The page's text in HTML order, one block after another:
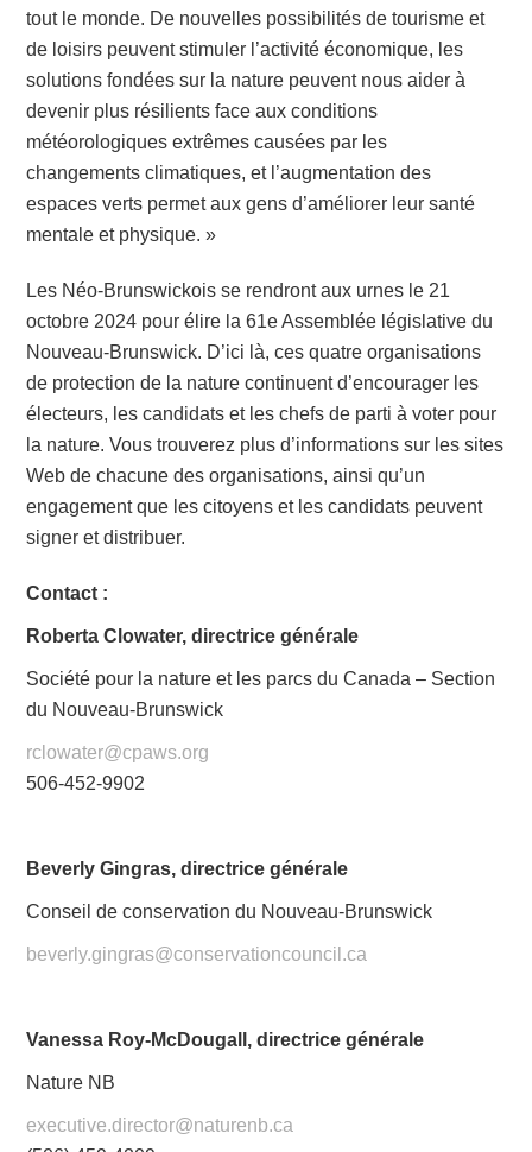
tout le monde. De nouvelles possibilités de tourisme et
de loisirs peuvent stimuler l’activité économique, les
solutions fondées sur la nature peuvent nous aider à
devenir plus résilients face aux conditions
météorologiques extrêmes causées par les
changements climatiques, et l’augmentation des
espaces verts permet aux gens d’améliorer leur santé
mentale et physique. »
Les Néo-Brunswickois se rendront aux urnes le 21
octobre 2024 pour élire la 61e Assemblée législative du
Nouveau-Brunswick. D’ici là, ces quatre organisations
de protection de la nature continuent d’encourager les
électeurs, les candidats et les chefs de parti à voter pour
la nature. Vous trouverez plus d’informations sur les sites
Web de chacune des organisations, ainsi qu’un
engagement que les citoyens et les candidats peuvent
signer et distribuer.
Contact :
Roberta Clowater, directrice générale
Société pour la nature et les parcs du Canada – Section
du Nouveau-Brunswick
rclowater@cpaws.org
506-452-9902
Beverly Gingras, directrice générale
Conseil de conservation du Nouveau-Brunswick
beverly.gingras@conservationcouncil.ca
Vanessa Roy-McDougall, directrice générale
Nature NB
executive.director@naturenb.ca